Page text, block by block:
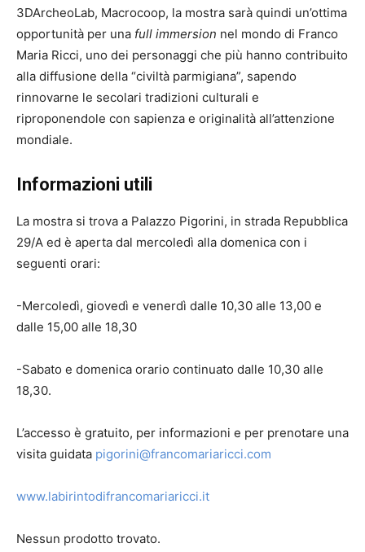
3DArcheoLab, Macrocoop, la mostra sarà quindi un’ottima
opportunità per una full immersion nel mondo di Franco
Maria Ricci, uno dei personaggi che più hanno contribuito
alla diffusione della “civiltà parmigiana”, sapendo
rinnovarne le secolari tradizioni culturali e
riproponendole con sapienza e originalità all’attenzione
mondiale.
Informazioni utili
La mostra si trova a Palazzo Pigorini, in strada Repubblica
29/A ed è aperta dal mercoledì alla domenica con i
seguenti orari:
-Mercoledì, giovedì e venerdì dalle 10,30 alle 13,00 e
dalle 15,00 alle 18,30
-Sabato e domenica orario continuato dalle 10,30 alle
18,30.
L’accesso è gratuito, per informazioni e per prenotare una
visita guidata pigorini@francomariaricci.com
www.labirintodifrancomariaricci.it
Nessun prodotto trovato.